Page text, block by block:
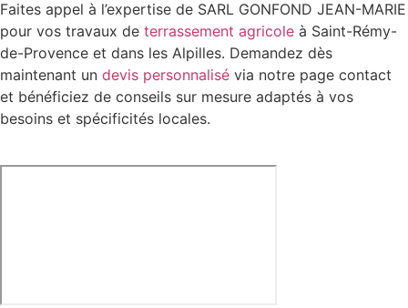
Faites appel à l’expertise de SARL GONFOND JEAN-MARIE
pour vos travaux de terrassement agricole à Saint-Rémy-
de-Provence et dans les Alpilles. Demandez dès
maintenant un devis personnalisé via notre page contact
et bénéficiez de conseils sur mesure adaptés à vos
besoins et spécificités locales.